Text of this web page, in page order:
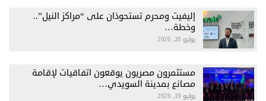
إليفيت ومحرم تستحوذان على “مراكز النيل”..
وخطة…
يوليو 20, 2026
مستثمرون مصريون يوقعون اتفاقيات لإقامة
مصانع بمدينة السويدي…
يوليو 19, 2026